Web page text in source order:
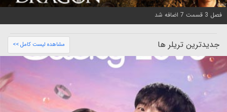
فصل 3 قسمت 7 اضافه شد
جدیدترین تریلر ها مشاهده لیست کامل >>